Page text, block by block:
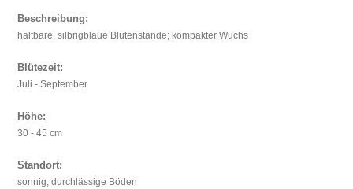
Beschreibung:
haltbare, silbrigblaue Blütenstände; kompakter Wuchs
Blütezeit:
Juli - September
Höhe:
30 - 45 cm
Standort:
sonnig, durchlässige Böden